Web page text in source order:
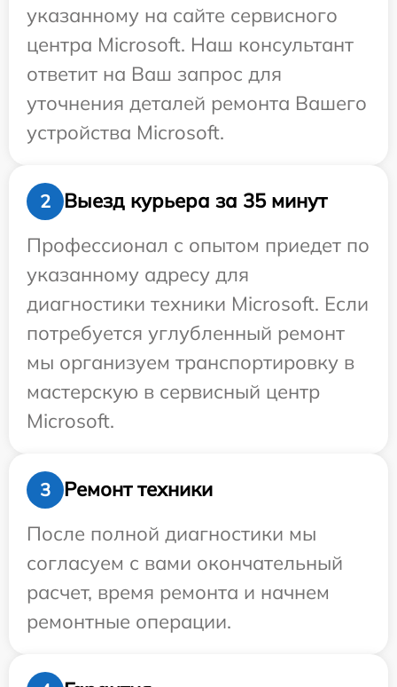
указанному на сайте сервисного
центра Microsoft. Наш консультант
ответит на Ваш запрос для
уточнения деталей ремонта Вашего
устройства Microsoft.
2
Выезд курьера за 35 минут
Профессионал с опытом приедет по
указанному адресу для
диагностики техники Microsoft. Если
потребуется углубленный ремонт
мы организуем транспортировку в
мастерскую в сервисный центр
Microsoft.
3
Ремонт техники
После полной диагностики мы
согласуем с вами окончательный
расчет, время ремонта и начнем
ремонтные операции.